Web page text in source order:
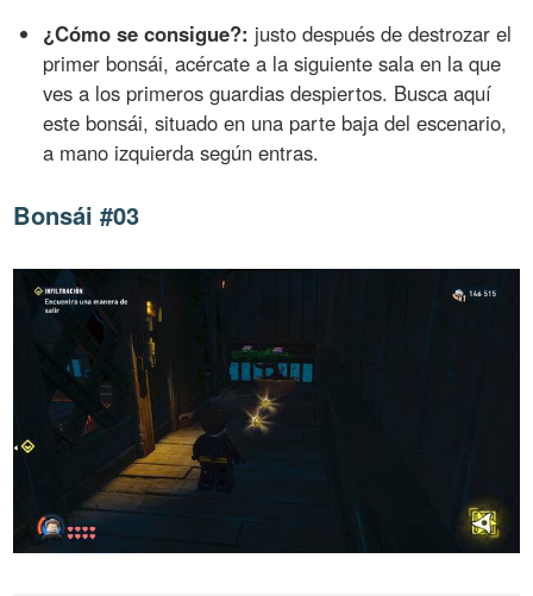
¿Cómo se consigue?: justo después de destrozar el
primer bonsái, acércate a la siguiente sala en la que
ves a los primeros guardias despiertos. Busca aquí
este bonsái, situado en una parte baja del escenario,
a mano izquierda según entras.
Bonsái #03